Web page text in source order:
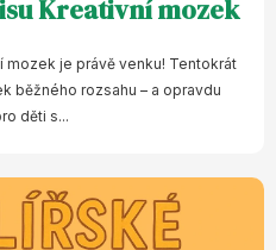
Kreativní mozek
mozek je právě venku! Tentokrát
běžného rozsahu – a opravdu
děti s...